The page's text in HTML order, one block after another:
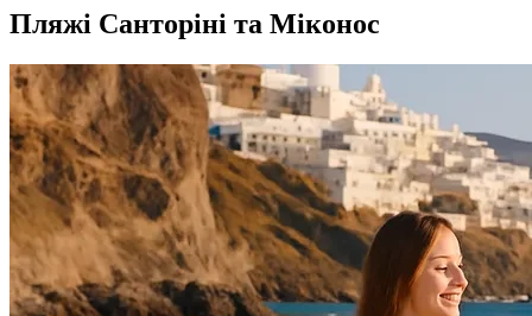
Пляжі Санторіні та Міконос